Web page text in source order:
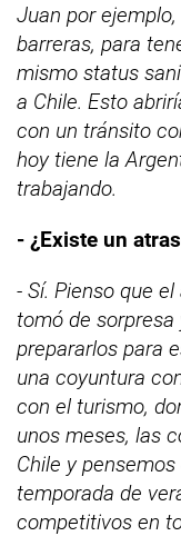
Juan por
barreras, para
mismo status
a Chile. Esto
con un tránsito
hoy tiene la
trabajando.
- ¿Existe un
- Sí. Pienso que
tomó de sorpresa
prepararlos para
una coyuntura
con el turismo,
unos meses, las
Chile y
temporada de
competitivos en